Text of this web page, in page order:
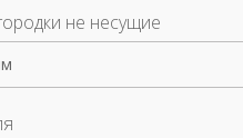
не несущие